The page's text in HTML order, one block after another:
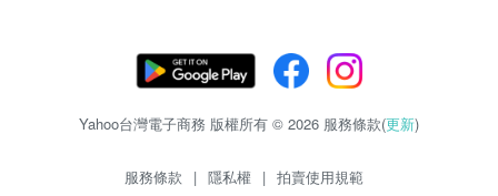
Yahoo台灣電子商務 版權所有 © 2026 服務條款(更新)
服務條款 | 隱私權 | 拍賣使用規範